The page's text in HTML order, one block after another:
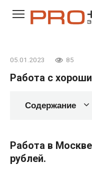
05.01.2023 85
Работа с
Содержание
Работа в
рублей.